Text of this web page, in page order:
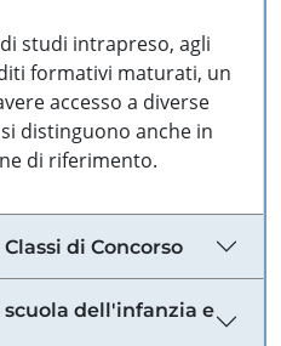
studi intrapreso, agli
formativi maturati, un
accesso a diverse
distinguono anche in
di riferimento.
di Concorso
dell'infanzia e